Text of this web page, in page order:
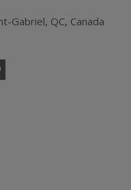
Gabriel, QC, Canada